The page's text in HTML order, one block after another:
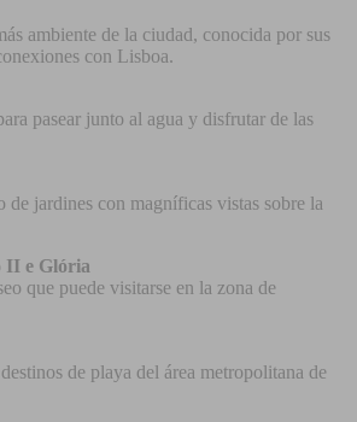
ambiente de la ciudad, conocida por sus
con Lisboa.
pasear junto al agua y disfrutar de las
de jardines con magníficas vistas sobre la
II e Glória
que puede visitarse en la zona de
de playa del área metropolitana de